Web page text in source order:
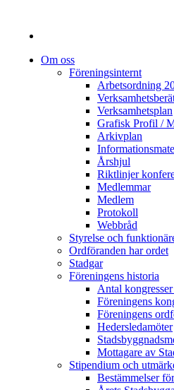
Om oss
Föreningsinternt
Arbetsordning
Verksamhetsplan
Grafisk Profil /
Arkivplan
Årshjul
Riktlinjer
Medlemmar
Medlem
Protokoll
Webbråd
Styrelse och
Ordföranden har ordet
Stadgar
Föreningens historia
Antal
Föreningens
Föreningens
Hedersledamöter
Mottagare av
Stipendium och
Bestämmelser